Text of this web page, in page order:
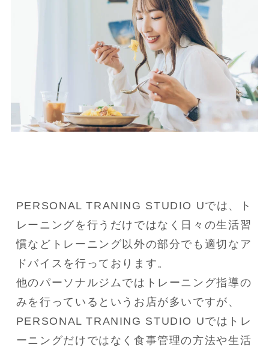
PERSONAL TRANING STUDIO Uでは、ト
レーニングを行うだけではなく日々の生活習
慣などトレーニング以外の部分でも適切なア
ドバイスを行っております。
他のパーソナルジムではトレーニング指導の
みを行っているというお店が多いですが、
PERSONAL TRANING STUDIO Uではトレ
ーニングだけではなく食事管理の方法や生活